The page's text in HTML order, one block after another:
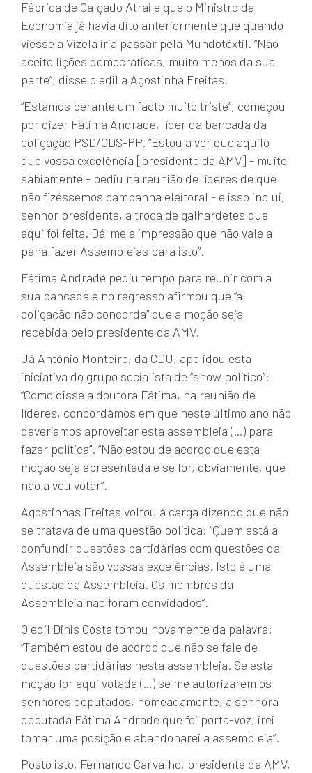
Fábrica de Calçado Atrai e que o Ministro da
Economia já havia dito anteriormente que quando
viesse a Vizela iria passar pela Mundotêxtil. “Não
aceito lições democráticas, muito menos da sua
parte”, disse o edil a Agostinha Freitas.
“Estamos perante um facto muito triste”, começou
por dizer Fátima Andrade, líder da bancada da
coligação PSD/CDS-PP. “Estou a ver que aquilo
que vossa excelência [presidente da AMV] - muito
sabiamente - pediu na reunião de líderes de que
não fizéssemos campanha eleitoral - e isso inclui,
senhor presidente, a troca de galhardetes que
aqui foi feita. Dá-me a impressão que não vale a
pena fazer Assembleias para isto”.
Fátima Andrade pediu tempo para reunir com a
sua bancada e no regresso afirmou que “a
coligação não concorda” que a moção seja
recebida pelo presidente da AMV.
Já António Monteiro, da CDU, apelidou esta
iniciativa do grupo socialista de “show político”:
“Como disse a doutora Fátima, na reunião de
líderes, concordámos em que neste último ano não
deveríamos aproveitar esta assembleia (…) para
fazer política”. “Não estou de acordo que esta
moção seja apresentada e se for, obviamente, que
não a vou votar”.
Agostinhas Freitas voltou à carga dizendo que não
se tratava de uma questão política: “Quem está a
confundir questões partidárias com questões da
Assembleia são vossas excelências. Isto é uma
questão da Assembleia. Os membros da
Assembleia não foram convidados”.
O edil Dinis Costa tomou novamente da palavra:
“Também estou de acordo que não se fale de
questões partidárias nesta assembleia. Se esta
moção for aqui votada (…) se me autorizarem os
senhores deputados, nomeadamente, a senhora
deputada Fátima Andrade que foi porta-voz, irei
tomar uma posição e abandonarei a assembleia”.
Posto isto, Fernando Carvalho, presidente da AMV,